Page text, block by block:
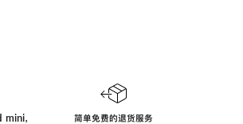
，
简单免费的退货服务